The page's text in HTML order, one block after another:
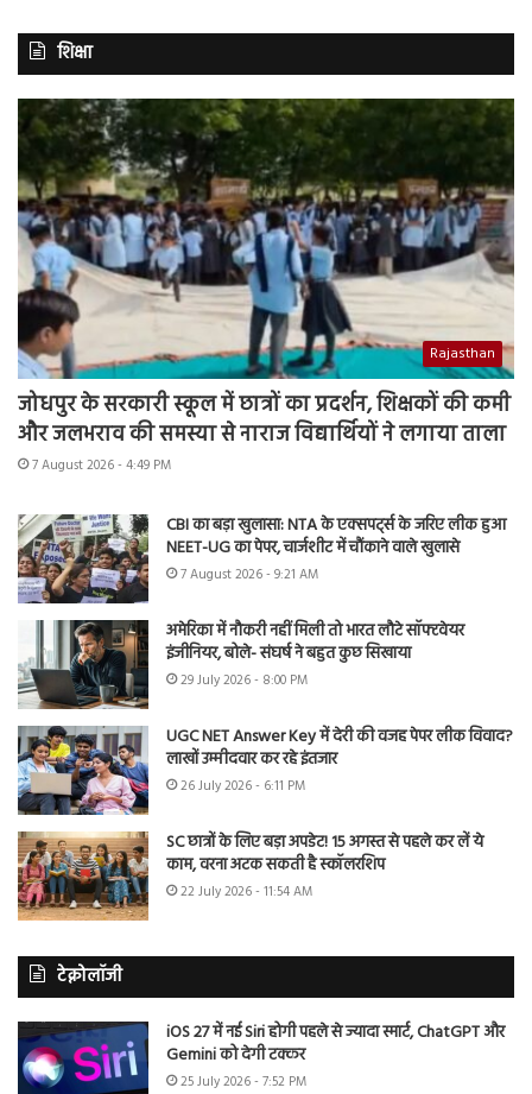
शिक्षा
Rajasthan
जोधपुर के सरकारी स्कूल में छात्रों का प्रदर्शन, शिक्षकों की कमी
और जलभराव की समस्या से नाराज विद्यार्थियों ने लगाया ताला
7 August 2026 - 4:49 PM
CBI का बड़ा खुलासा: NTA के एक्सपर्ट्स के जरिए लीक हुआ
NEET-UG का पेपर, चार्जशीट में चौंकाने वाले खुलासे
7 August 2026 - 9:21 AM
अमेरिका में नौकरी नहीं मिली तो भारत लौटे सॉफ्टवेयर
इंजीनियर, बोले- संघर्ष ने बहुत कुछ सिखाया
29 July 2026 - 8:00 PM
UGC NET Answer Key में देरी की वजह पेपर लीक विवाद?
लाखों उम्मीदवार कर रहे इंतजार
26 July 2026 - 6:11 PM
SC छात्रों के लिए बड़ा अपडेट! 15 अगस्त से पहले कर लें ये
काम, वरना अटक सकती है स्कॉलरशिप
22 July 2026 - 11:54 AM
टेक्नोलॉजी
iOS 27 में नई Siri होगी पहले से ज्यादा स्मार्ट, ChatGPT और
Gemini को देगी टक्कर
25 July 2026 - 7:52 PM